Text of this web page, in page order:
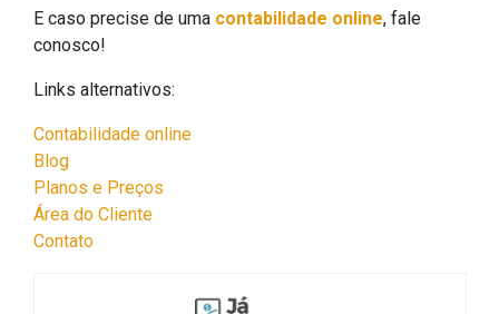
E caso precise de uma contabilidade online, fale
conosco!
Links alternativos:
Contabilidade online
Blog
Planos e Preços
Área do Cliente
Contato